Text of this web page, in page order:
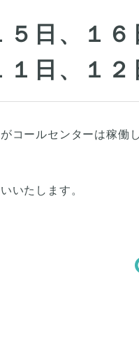
日、１６
日、１２
コールセンターは稼働
いたします。